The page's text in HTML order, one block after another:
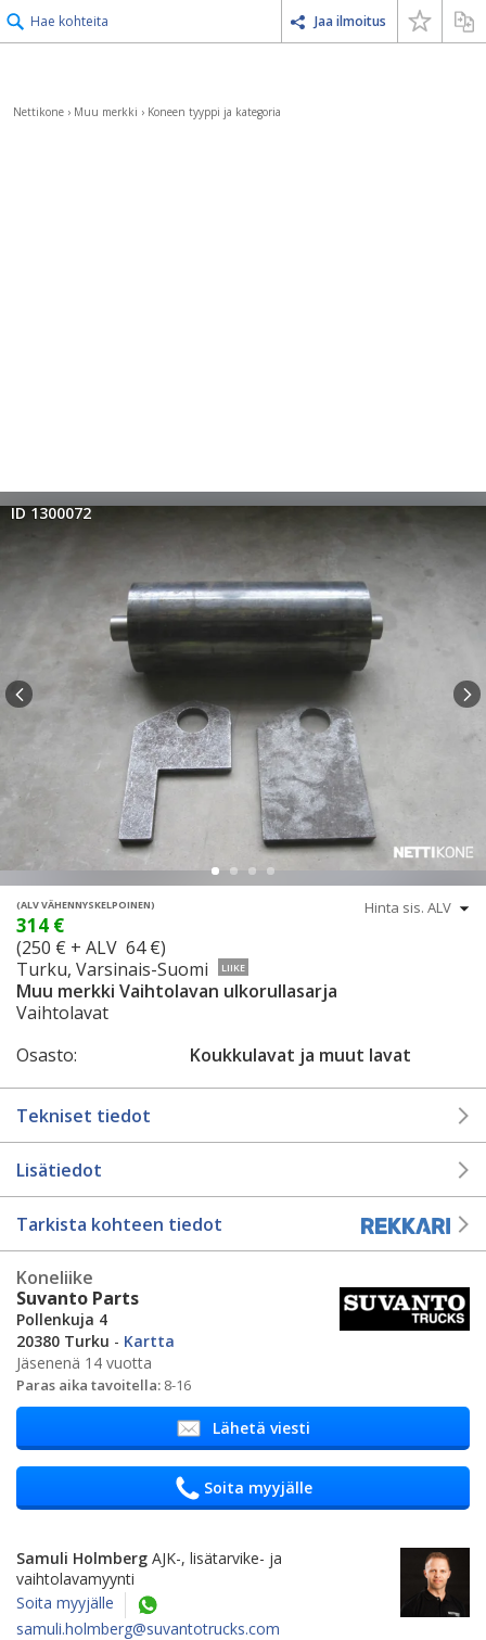
Hae kohteita Jaa ilmoitus
Nettikone › Muu merkki › Koneen tyyppi ja kategoria
ID 1300072
(ALV VÄHENNYSKELPOINEN)
314 €
(250 € + ALV 64 €)
Turku, Varsinais-Suomi
LIIKE
Muu merkki Vaihtolavan ulkorullasarja
Vaihtolavat
Osasto:
Koukkulavat ja muut lavat
Tekniset tiedot
Lisätiedot
Tarkista kohteen tiedot
Koneliike
Suvanto Parts
Pollenkuja 4
20380 Turku - Kartta
Jäsenenä 14 vuotta
Paras aika tavoitella: 8-16
Lähetä viesti
Soita myyjälle
Samuli Holmberg AJK-, lisätarvike- ja
vaihtolavamyynti
Soita myyjälle
samuli.holmberg@suvantotrucks.com